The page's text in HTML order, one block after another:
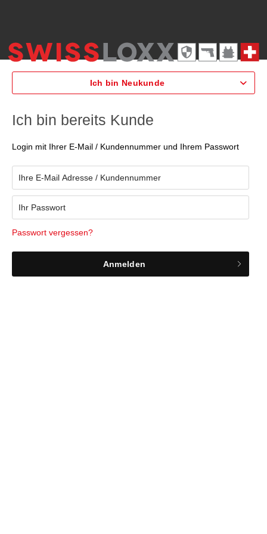
Ich bin Neukunde
Ich bin bereits Kunde
Login mit Ihrer E-Mail / Kundennummer und Ihrem Passwort
Passwort vergessen?
Anmelden